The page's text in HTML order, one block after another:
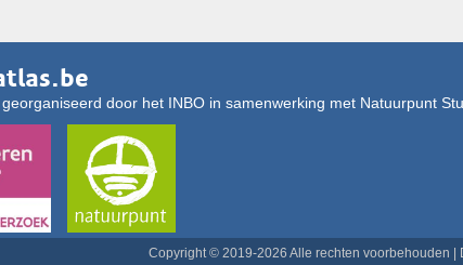
door het INBO in samenwerking met Natuurpunt
Copyright © 2019-2026 Alle rechten voorbehouden |